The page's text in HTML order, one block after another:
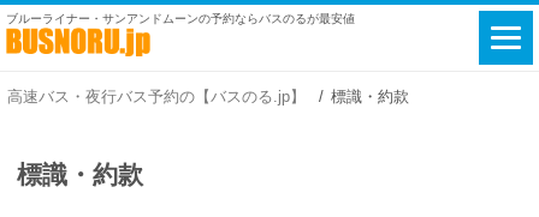
ブルーライナー・サンアンドムーンの予約ならバスのるが最安値
高速バス・夜行バス予約の【バスのる.jp】 標識・約款
標識・約款